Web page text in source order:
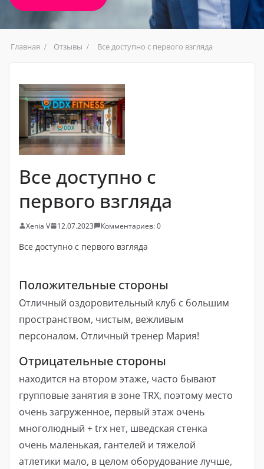
Главная Отзывы Все доступно с первого взгляда
Все доступно с
первого взгляда
Xenia V 12.07.2023 Комментариев: 0
Все доступно с первого взгляда
Положительные стороны
Отличный оздоровительный клуб с большим
пространством, чистым, вежливым
персоналом. Отличный тренер Мария!
Отрицательные стороны
находится на втором этаже, часто бывают
групповые занятия в зоне TRX, поэтому место
очень загруженное, первый этаж очень
многолюдный + trx нет, шведская стенка
очень маленькая, гантелей и тяжелой
атлетики мало, в целом оборудование лучше,